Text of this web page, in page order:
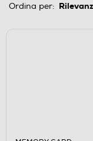
Ordina per: